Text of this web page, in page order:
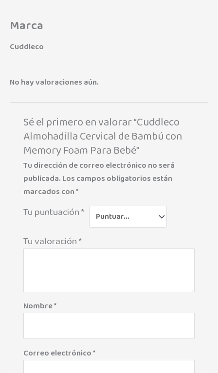
Marca
Cuddleco
No hay valoraciones aún.
Sé el primero en valorar “Cuddleco
Almohadilla Cervical de Bambú con
Memory Foam Para Bebé”
Tu dirección de correo electrónico no será
publicada.Los campos obligatorios están
marcados con*
Tu puntuación*
Tu valoración*
Nombre*
Correo electrónico*